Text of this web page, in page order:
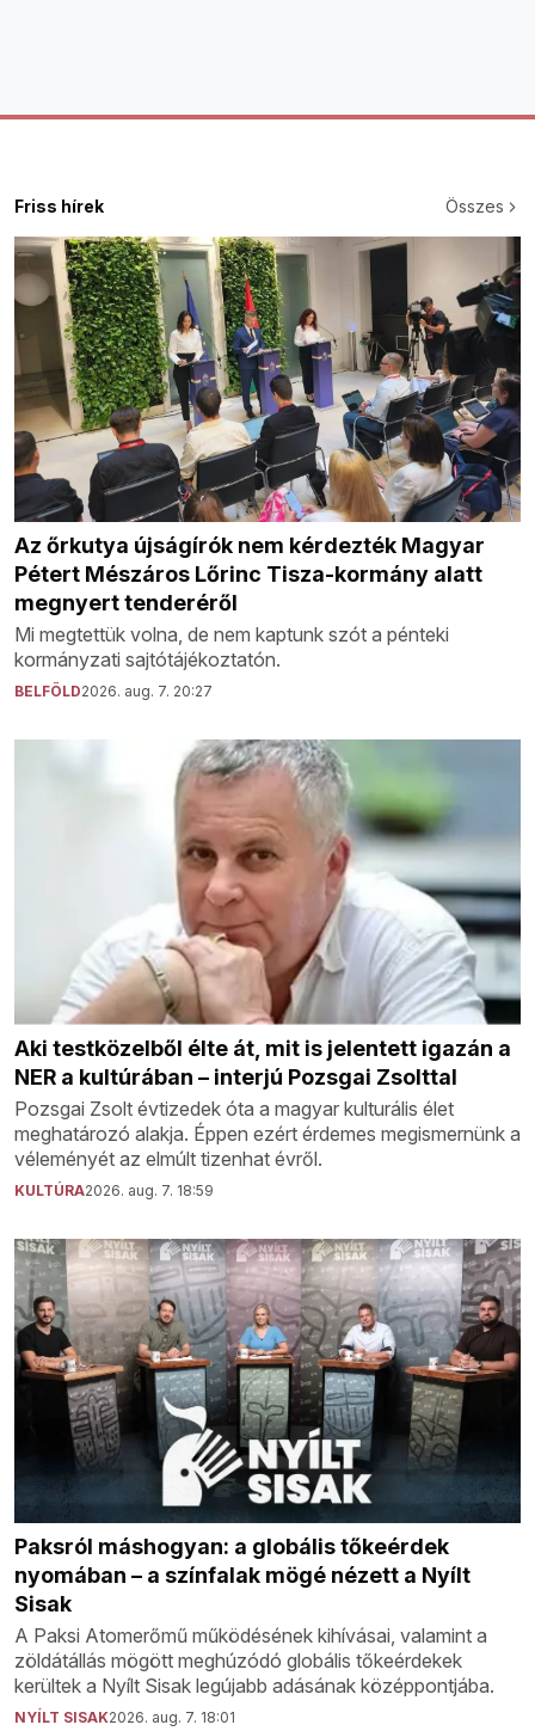
Friss hírek Összes
Az őrkutya újságírók nem kérdezték Magyar
Pétert Mészáros Lőrinc Tisza-kormány alatt
megnyert tenderéről
Mi megtettük volna, de nem kaptunk szót a pénteki
kormányzati sajtótájékoztatón.
BELFÖLD2026. aug. 7. 20:27
Aki testközelből élte át, mit is jelentett igazán a
NER a kultúrában – interjú Pozsgai Zsolttal
Pozsgai Zsolt évtizedek óta a magyar kulturális élet
meghatározó alakja. Éppen ezért érdemes megismernünk a
véleményét az elmúlt tizenhat évről.
KULTÚRA2026. aug. 7. 18:59
Paksról máshogyan: a globális tőkeérdek
nyomában – a színfalak mögé nézett a Nyílt
Sisak
A Paksi Atomerőmű működésének kihívásai, valamint a
zöldátállás mögött meghúzódó globális tőkeérdekek
kerültek a Nyílt Sisak legújabb adásának középpontjába.
NYÍLT SISAK2026. aug. 7. 18:01